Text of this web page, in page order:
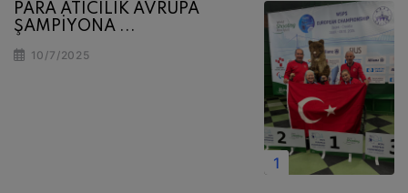
PARA ATICILIK AVRUPA
ŞAMPİYONA ...
10/7/2025